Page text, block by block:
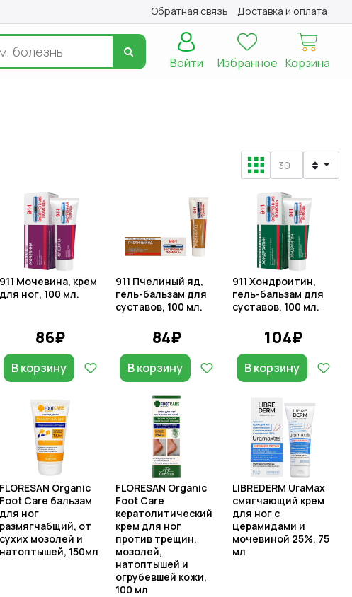
Обратная связь Доставка и оплата
Корзина
Избранное
Войти
911 Мочевина, крем
для ног, 100 мл.
86₽
В корзину
911 Пчелиный яд,
гель-бальзам для
суставов, 100 мл.
84₽
В корзину
911 Хондроитин,
гель-бальзам для
суставов, 100 мл.
104₽
В корзину
FLORESAN Organic
Foot Care бальзам
для ног
размягчабщий, от
сухих мозолей и
натоптышей, 150мл
FLORESAN Organic
Foot Care
кератолитический
крем для ног
против трещин,
мозолей,
натоптышей и
огрубевшей кожи,
100 мл
LIBREDERM UraMax
смягчающий крем
для ног с
церамидами и
мочевиной 25%, 75
мл